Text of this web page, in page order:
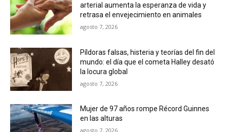
arterial aumenta la esperanza de vida y
retrasa el envejecimiento en animales
agosto 7, 2026
Píldoras falsas, histeria y teorías del fin del
mundo: el día que el cometa Halley desató
la locura global
agosto 7, 2026
Mujer de 97 años rompe Récord Guinnes
en las alturas
agosto 7, 2026